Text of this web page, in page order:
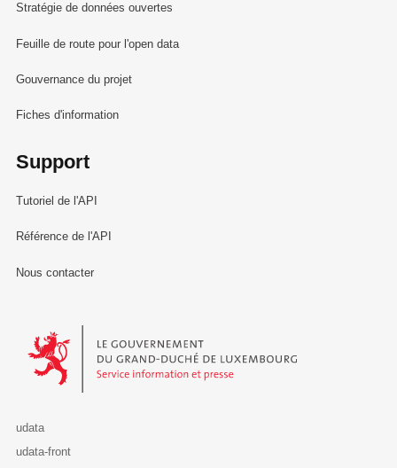
Stratégie de données ouvertes
Feuille de route pour l'open data
Gouvernance du projet
Fiches d'information
Support
Tutoriel de l'API
Référence de l'API
Nous contacter
Le Gouvernement du Grand-Duché de Luxembourg - Service
udata
udata-front